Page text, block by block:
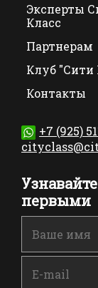
Эксперты
Класс
Партнерам
Клуб "Сити
Контакты
+7 (925)
первыми